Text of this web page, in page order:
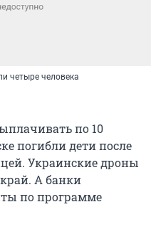
четыре человека
по 10
погибли дети после
Украинские дроны
А банки
по программе